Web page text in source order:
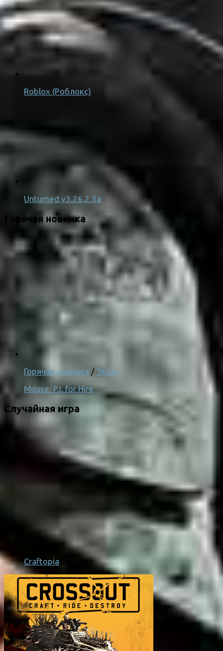
Roblox (Роблокс)
Unturned v3.26.2.3a
Горячая новинка
Горячая новинка / Экшн
Mouse: P.I. for Hire
Случайная игра
Craftopia